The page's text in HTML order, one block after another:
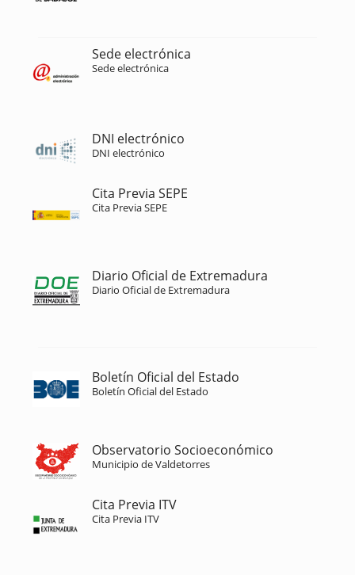
Sede electrónica
Sede electrónica
DNI electrónico
DNI electrónico
Cita Previa SEPE
Cita Previa SEPE
Diario Oficial de Extremadura
Diario Oficial de Extremadura
Boletín Oficial del Estado
Boletín Oficial del Estado
Observatorio Socioeconómico
Municipio de Valdetorres
Cita Previa ITV
Cita Previa ITV